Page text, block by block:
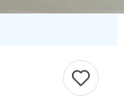
찜하기